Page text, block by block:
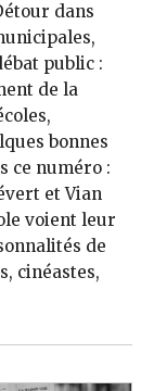
dans
public :
de la
bonnes
ce numéro :
et Vian
voient leur
de
cinéastes,